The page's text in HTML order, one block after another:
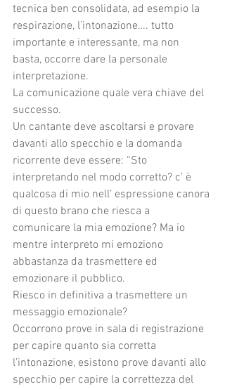
tecnica ben consolidata, ad esempio la
respirazione, l’intonazione…. tutto
importante e interessante, ma non
basta, occorre dare la personale
interpretazione.
La comunicazione quale vera chiave del
successo.
Un cantante deve ascoltarsi e provare
davanti allo specchio e la domanda
ricorrente deve essere: “Sto
interpretando nel modo corretto? c’ è
qualcosa di mio nell’ espressione canora
di questo brano che riesca a
comunicare la mia emozione? Ma io
mentre interpreto mi emoziono
abbastanza da trasmettere ed
emozionare il pubblico.
Riesco in definitiva a trasmettere un
messaggio emozionale?
Occorrono prove in sala di registrazione
per capire quanto sia corretta
l’intonazione, esistono prove davanti allo
specchio per capire la correttezza del